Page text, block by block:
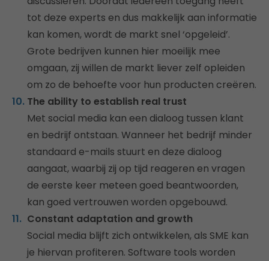
tot deze experts en dus makkelijk aan informatie
kan komen, wordt de markt snel ‘opgeleid’.
Grote bedrijven kunnen hier moeilijk mee
omgaan, zij willen de markt liever zelf opleiden
om zo de behoefte voor hun producten creëren.
The ability to establish real trust
Met social media kan een dialoog tussen klant
en bedrijf ontstaan. Wanneer het bedrijf minder
standaard e-mails stuurt en deze dialoog
aangaat, waarbij zij op tijd reageren en vragen
de eerste keer meteen goed beantwoorden,
kan goed vertrouwen worden opgebouwd.
Constant adaptation and growth
Social media blijft zich ontwikkelen, als SME kan
je hiervan profiteren. Software tools worden